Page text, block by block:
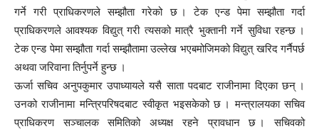
गर्ने गरी प्राधिकरणले सम्झौता गरेको छ । टेक एन्ड पेमा सम्झौता गर्दा
प्राधिकरणले आवश्यक विद्युत् गरी त्यसको मात्रै भुक्तानी गर्ने सुविधा रहन्छ ।
टेक एन्ड पेमा सम्झौता गर्दा सम्झौतामा उल्लेख भएबमोजिमको विद्युत् खरिद गर्नैपर्छ
अथवा जरिवाना तिर्नुपर्ने हुन्छ ।
ऊर्जा सचिव अनुपकुमार उपाध्यायले यसै साता पदबाट राजीनामा दिएका छन् ।
उनको राजीनामा मन्त्रिपरिषदबाट स्वीकृत भइसकेको छ । मन्त्रालयका सचिव
प्राधिकरण सञ्चालक समितिको अध्यक्ष रहने प्रावधान छ । सचिवको